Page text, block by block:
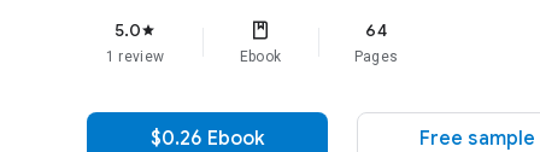
5.0star
1 review Ebook
64
Pages
$0.26 Ebook Free sample